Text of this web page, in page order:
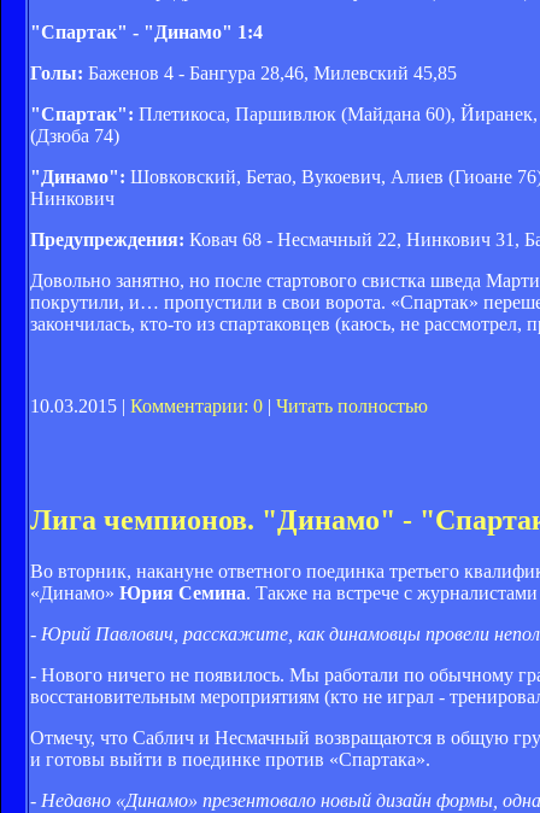
"Спартак" - "Динамо" 1:4
Голы: Баженов 4 - Бангура 28,46, Милевский 45,85
"Спартак": Плетикоса, Паршивлюк (Майдана 60),
(Дзюба 74)
"Динамо": Шовковский, Бетао, Вукоевич, Алиев (Гиоане
Нинкович
Предупреждения: Ковач 68 - Несмачный 22, Нинкович 31,
Довольно занятно, но после стартового свистка шведа
покрутили, и… пропустили в свои ворота. «Спартак»
закончилась, кто-то из спартаковцев (каюсь, не рассмотрел,
10.03.2015 | Комментарии: 0 Читать полностью
Лига чемпионов. "Динамо" -
Во вторник, накануне ответного поединка третьего
«Динамо» Юрия Семина. Также на встрече с
- Юрий Павлович, расскажите, как динамовцы провели
- Нового ничего не появилось. Мы работали по обычному
восстановительным мероприятиям (кто не играл -
Отмечу, что Саблич и Несмачный возвращаются в общую
и готовы выйти в поединке против «Спартака».
- Недавно «Динамо» презентовало новый дизайн формы,